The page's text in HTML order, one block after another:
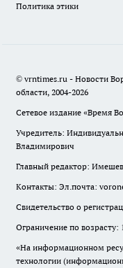
Политика этики
© vrntimes.ru - Новости
области, 2004-2026
Сетевое издание «Время
Учредитель:
Владимирович
Главный редактор:
Контакты: Эл.почта:
Свидетельство о
Ограничение по возрасту:
«На информационном
технологии